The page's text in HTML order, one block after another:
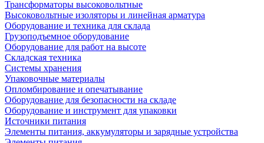
Трансформаторы высоковольтные
Высоковольтные изоляторы и линейная арматура
Оборудование и техника для склада
Грузоподъемное оборудование
Оборудование для работ на высоте
Складская техника
Системы хранения
Упаковочные материалы
Опломбирование и опечатывание
Оборудование для безопасности на складе
Оборудование и инструмент для упаковки
Источники питания
Элементы питания, аккумуляторы и зарядные устройства